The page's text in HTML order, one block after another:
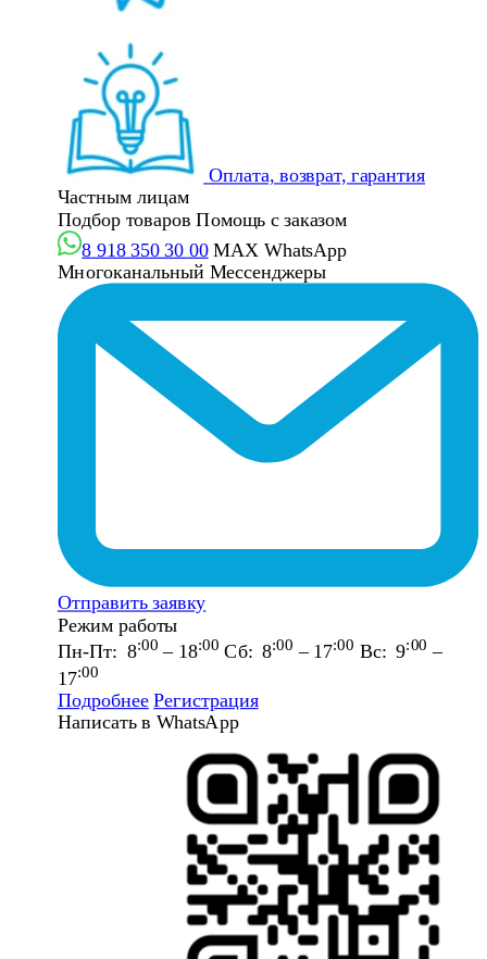
Оплата, возврат, гарантия
Частным лицам
Подбор товаров Помощь с заказом
8 918 350 30 00 MAX WhatsApp
Многоканальный Мессенджеры
Отправить заявку
Режим работы
Пн-Пт: 8:00 – 18:00 Сб: 8:00 – 17:00 Вс: 9:00 –
17:00
Подробнее Регистрация
Написать в WhatsApp